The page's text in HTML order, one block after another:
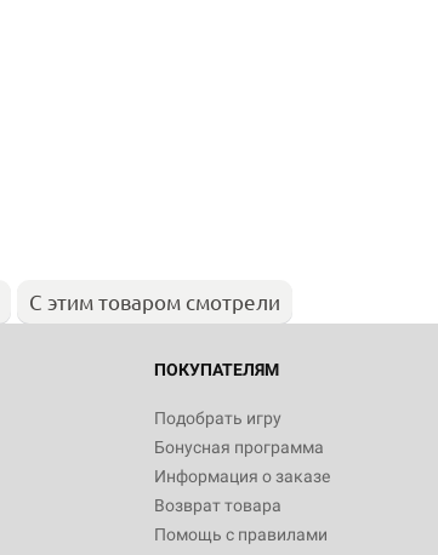
С этим товаром смотрели
ПОКУПАТЕЛЯМ
Подобрать игру
Бонусная программа
Информация о заказе
Возврат товара
Помощь с правилами